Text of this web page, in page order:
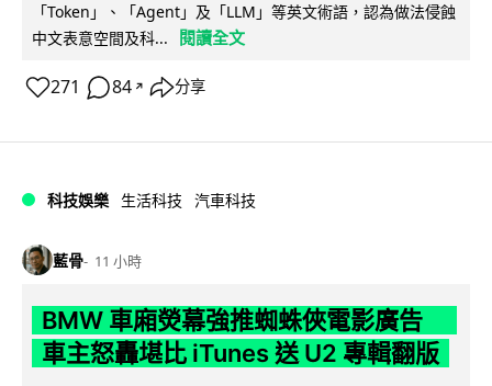
「Token」、「Agent」及「LLM」等英文術語，認為做法侵蝕
中文表意空間及科...
閱讀全文
271 84 ↗ 分享
科技娛樂 生活科技 汽車科技
藍骨 11 小時
BMW 車廂熒幕強推蜘蛛俠電影廣告
車主怒轟堪比 iTunes 送 U2 專輯翻版